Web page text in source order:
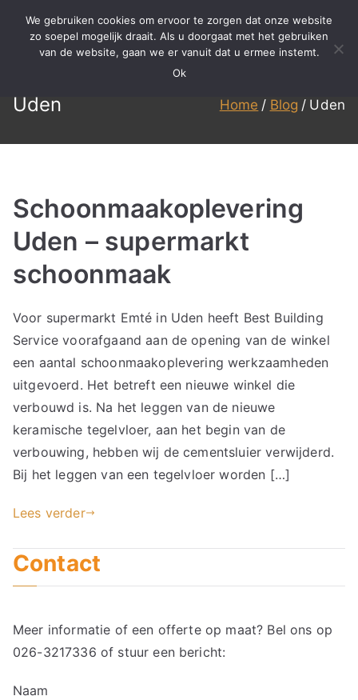
BBS
Reinigen
Meer dan 15 jaar ervaring in
specialistisch reinigen,
Uden Home Blog Uden
Schoonmaakoplevering
Uden – supermarkt
schoonmaak
Voor supermarkt Emté in Uden heeft Best Building
Service voorafgaand aan de opening van de winkel
een aantal schoonmaakoplevering werkzaamheden
uitgevoerd. Het betreft een nieuwe winkel die
verbouwd is. Na het leggen van de nieuwe
keramische tegelvloer, aan het begin van de
verbouwing, hebben wij de cementsluier verwijderd.
Bij het leggen van een tegelvloer worden […]
Lees verder
Contact
Meer informatie of een offerte op maat? Bel ons op
026-3217336 of stuur een bericht:
Naam
We gebruiken cookies om ervoor te zorgen dat onze website
zo soepel mogelijk draait. Als u doorgaat met het gebruiken
van de website, gaan we er vanuit dat u ermee instemt.
Ok